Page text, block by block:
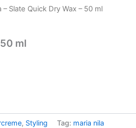
– Slate Quick Dry Wax – 50 ml
ml
, Styling Tag: maria nila